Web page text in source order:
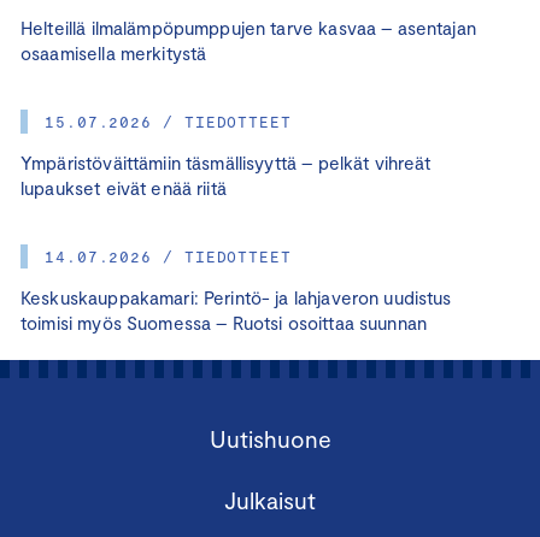
Helteillä ilmalämpöpumppujen tarve kasvaa – asentajan
osaamisella merkitystä
15.07.2026 / TIEDOTTEET
Ympäristöväittämiin täsmällisyyttä – pelkät vihreät
lupaukset eivät enää riitä
14.07.2026 / TIEDOTTEET
Keskuskauppakamari: Perintö- ja lahjaveron uudistus
toimisi myös Suomessa – Ruotsi osoittaa suunnan
Uutishuone
Julkaisut